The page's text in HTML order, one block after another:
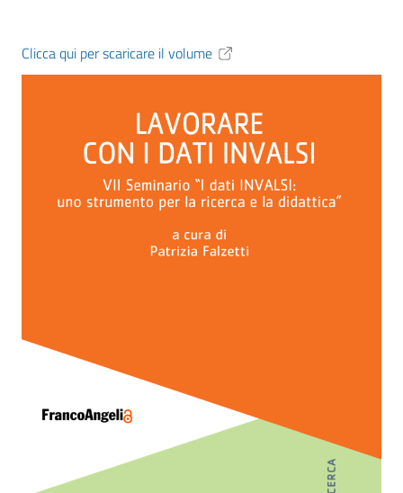
Clicca qui per scaricare il volume